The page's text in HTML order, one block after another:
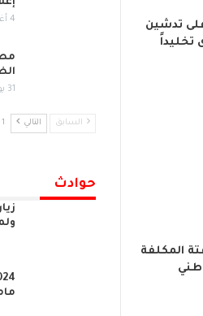
تدشين
تخليداً
المكلفة
4 أغسطس, 2026
31 يوليو, 2026
السابق التالي 1 من 574
حوادث